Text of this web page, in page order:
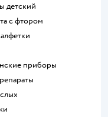
детский
с фтором
приборы